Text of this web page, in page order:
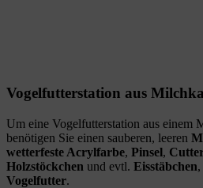
Vogelfutterstation aus
Um eine Vogelfutterstation aus einem
benötigen Sie einen sauberen, leeren
wetterfeste Acrylfarbe, Pinsel,
Holzstöckchen und evtl. Eisstäbchen
Vogelfutter.